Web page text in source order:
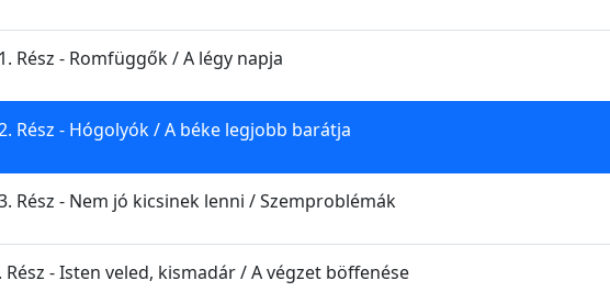
Rész - Romfüggők / A légy napja
Rész - Hógolyók / A béke legjobb barátja
Rész - Nem jó kicsinek lenni / Szemproblémák
Rész - Isten veled, kismadár / A végzet böffenése